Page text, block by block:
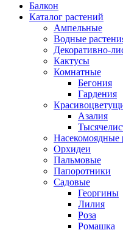
Балкон
Каталог растений
Ампельные
Водные
Декоративно-
Кактусы
Комнатные
Бегония
Гардения
Азалия
Насекомоядные
Орхидеи
Пальмовые
Папоротники
Садовые
Георгины
Лилия
Роза
Ромашка